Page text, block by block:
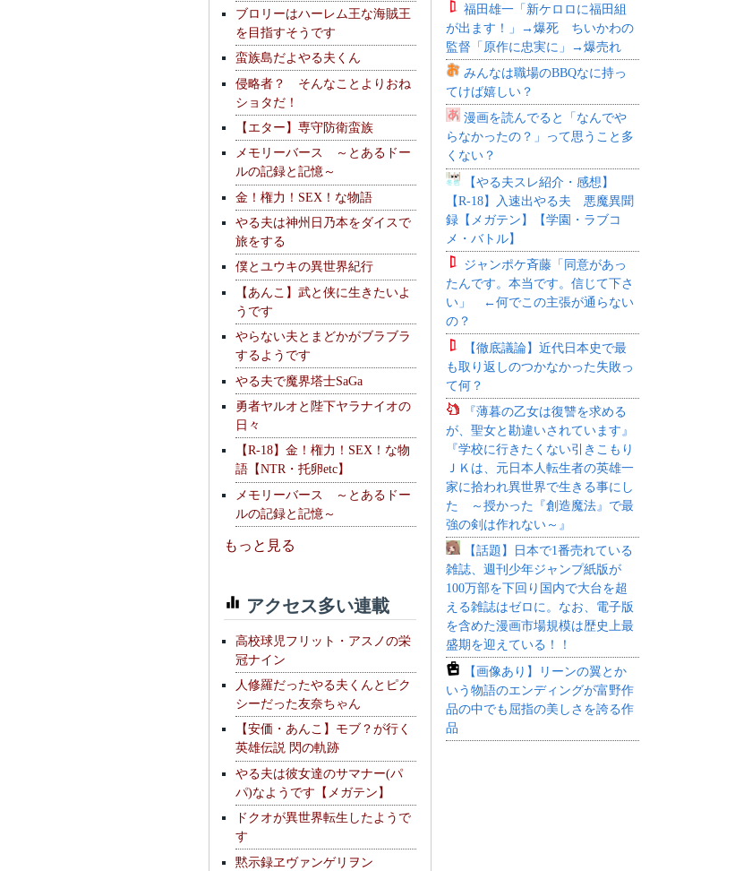
ブロリーはハーレム王な海賊王
を目指すそうです
蛮族島だよやる夫くん
侵略者？ そんなことよりおね
ショタだ！
【エター】専守防衛蛮族
メモリーバース ～とあるドー
ルの記録と記憶～
金！権力！SEX！な物語
やる夫は神州日乃本をダイスで
旅をする
僕とユウキの異世界紀行
【あんこ】武と侠に生きたいよ
うです
やらない夫とまどかがブラブラ
するようです
やる夫で魔界塔士SaGa
勇者ヤルオと陛下ヤラナイオの
日々
【R-18】金！権力！SEX！な物
語【NTR・托卵etc】
メモリーバース ～とあるドー
ルの記録と記憶～
もっと見る
アクセス多い連載
高校球児フリット・アスノの栄
冠ナイン
人修羅だったやる夫くんとピク
シーだった友奈ちゃん
【安価・あんこ】モブ？が行く
英雄伝説 閃の軌跡
やる夫は彼女達のサマナー(パ
パ)なようです【メガテン】
ドクオが異世界転生したようで
す
黙示録ヱヴァンゲリヲン
福田雄一「新ケロロに福田組
が出ます！」→爆死 ちいかわの
監督「原作に忠実に」→爆売れ
みんなは職場のBBQなに持っ
てけば嬉しい？
漫画を読んでると「なんでや
らなかったの？」って思うこと多
くない？
【やる夫スレ紹介・感想】
【R-18】入速出やる夫 悪魔異聞
録【メガテン】【学園・ラブコ
メ・バトル】
ジャンポケ斉藤「同意があっ
たんです。本当です。信じて下さ
い」 ←何でこの主張が通らない
の？
【徹底議論】近代日本史で最
も取り返しのつかなかった失敗っ
て何？
『薄暮の乙女は復讐を求める
が、聖女と勘違いされています』
『学校に行きたくない引きこもり
ＪＫは、元日本人転生者の英雄一
家に拾われ異世界で生きる事にし
た ～授かった『創造魔法』で最
強の剣は作れない～』
【話題】日本で1番売れている
雑誌、週刊少年ジャンプ紙版が
100万部を下回り国内で大台を超
える雑誌はゼロに。なお、電子版
を含めた漫画市場規模は歴史上最
盛期を迎えている！！
【画像あり】リーンの翼とか
いう物語のエンディングが富野作
品の中でも屈指の美しさを誇る作
品